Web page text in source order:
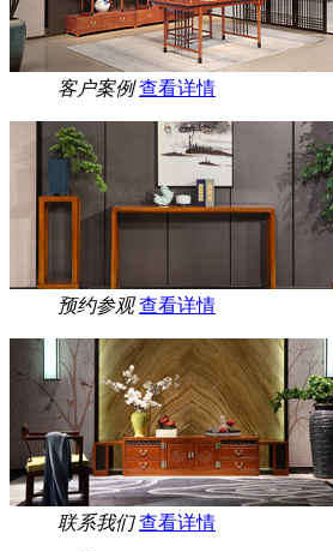
客户案例 查看详情
预约参观 查看详情
联系我们 查看详情